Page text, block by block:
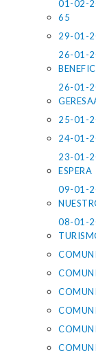
01-02-
65
29-01-
26-01-
26-01-
25-01-
24-01-
23-01-
ESPERA
09-01-
08-01-